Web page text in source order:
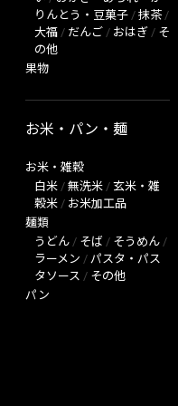
りんとう・豆菓子 / 抹茶 /
大福 / だんご / おはぎ / そ
の他
果物
お米・パン・麺
お米・雑穀
白米 / 無洗米 / 玄米・雑
穀米 / お米加工品
麺類
うどん / そば / そうめん /
ラーメン / パスタ・パス
タソース / その他
パン